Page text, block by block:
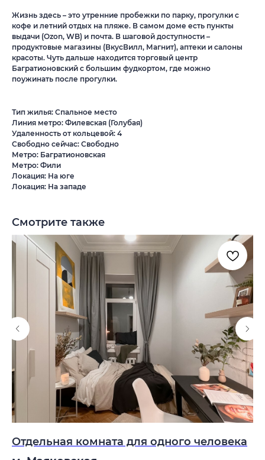
Жизнь здесь – это утренние пробежки по парку, прогулки с
кофе и летний отдых на пляже. В самом доме есть пункты
выдачи (Ozon, WB) и почта. В шаговой доступности –
продуктовые магазины (ВкусВилл, Магнит), аптеки и салоны
красоты. Чуть дальше находится торговый центр
Багратионовский с большим фудкортом, где можно
поужинать после прогулки.
Тип жилья: Спальное место
Линия метро: Филевская (Голубая)
Удаленность от кольцевой: 4
Свободно сейчас: Свободно
Метро: Багратионовская
Метро: Фили
Локация: На юге
Локация: На западе
Смотрите также
Отдельная комната для одного человека